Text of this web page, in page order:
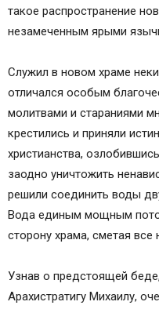
такое распространение
незамеченным ярыми
Служил в новом храме
отличался особым
молитвами и стараниями
крестились и приняли
христианства,
заодно уничтожить
решили соединить воды
Вода единым мощным
сторону храма, сметая все
Узнав о предстоящей
Арахистратигу Михаилу,